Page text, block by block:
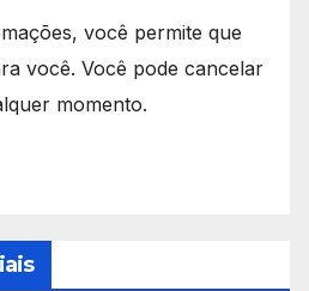
você permite que
você. Você pode cancelar
momento.